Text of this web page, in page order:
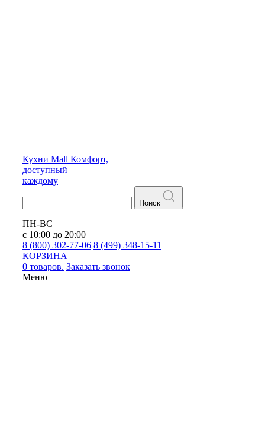
Кухни Mall Комфорт,
доступный
каждому
Поиск
ПН-ВС
с 10:00 до 20:00
8 (800) 302-77-06 8 (499) 348-15-11
КОРЗИНА
0 товаров. Заказать звонок
Меню